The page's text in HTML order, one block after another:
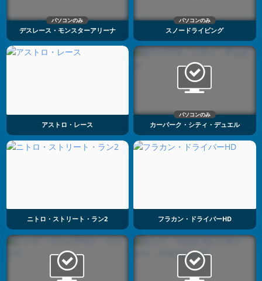
パソコンのみ
デスレース・モンスターアリーナ
パソコンのみ
スノードライビング
アストロ・レース
パソコンのみ
カーパーク・シティ・デュエル
ニトロ・ストリート・ラン2 フラカン・ドライバーHD